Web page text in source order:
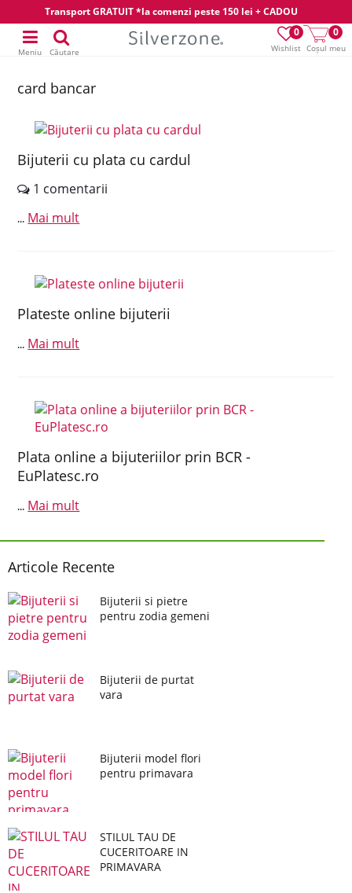
Transport GRATUIT *la comenzi peste 150 lei + CADOU
Wishlist
0
Coșul meu
0
Meniu Căutare
card bancar
Bijuterii cu plata cu cardul
1 comentarii
... Mai mult
Plateste online bijuterii
... Mai mult
Plata online a bijuteriilor prin BCR -
EuPlatesc.ro
... Mai mult
Articole Recente
Bijuterii si pietre
pentru zodia gemeni
Bijuterii de purtat
vara
Bijuterii model flori
pentru primavara
STILUL TAU DE
CUCERITOARE IN
PRIMAVARA